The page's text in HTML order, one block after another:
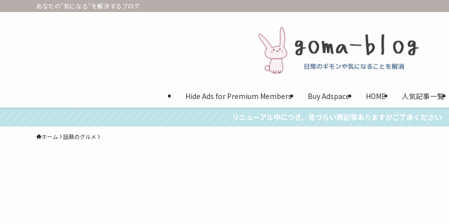
あなたの"気になる"を解決するブログ
Hide Ads for Premium Members Buy Adspace HOME 人気記事一覧
リニューアル中につき、見づらい表記等ありますがご了承ください
ホーム 話題のグルメ